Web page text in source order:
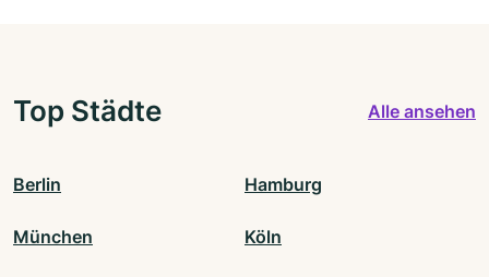
Top Städte Alle ansehen
Berlin Hamburg
München Köln